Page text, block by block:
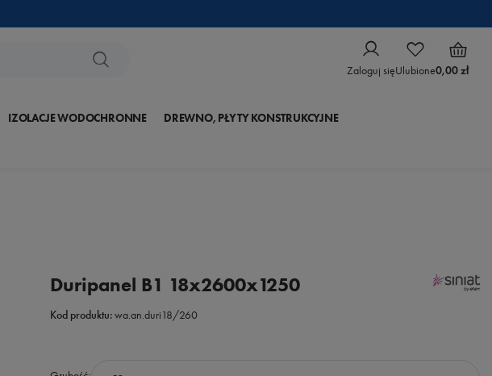
Zaloguj sięUlubione0,00 zł
IZOLACJE WODOCHRONNE DREWNO, PŁYTY KONSTRUKCYJNE
Duripanel B1 18x2600x1250
Kod produktu:wa.an.duri18/260